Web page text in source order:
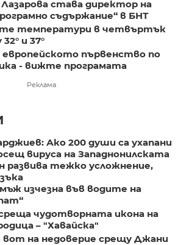
става директор на
съдържание“ в БНТ
температури в четвъртък
и 37°
европейското първенство по
- вижте програмата
Реклама
Ако 200 души са ухапани
вируса на Западнонилската
развива тежко усложнение,
изчезна във водите на
чудотворната икона на
– "Хавайска"
на недоверие срещу Джани